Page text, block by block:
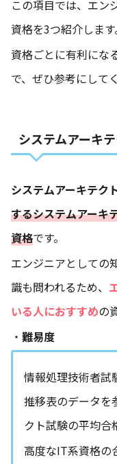
この項目では、エン
資格を3つ紹介します
資格ごとに有利にな
で、ぜひ参考にして
システムアーキ
システムアーキテク
するシステムアーキ
資格です。
エンジニアとしての
識も問われるため、
いる人におすすめの
・ 難易度
情報処理技術者試
推移表のデータを
クト試験の平均合
高度なIT系資格の